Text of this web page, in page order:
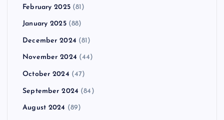
February 2025(81)
January 2025(88)
December 2024 (81)
November 2024 (44)
October 2024 (47)
September 2024 (84)
August 2024 (89)